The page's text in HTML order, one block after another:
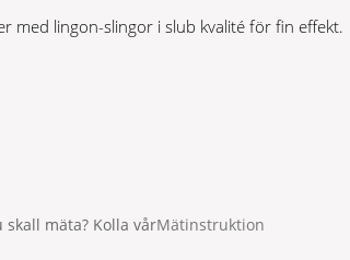
419 kr.
med lingon-slingor i slub kvalité för fin effekt.
mäta? Kolla vårMätinstruktion